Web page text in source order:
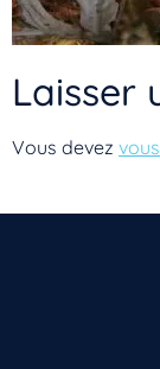
Laisser
Vous devez
Vous